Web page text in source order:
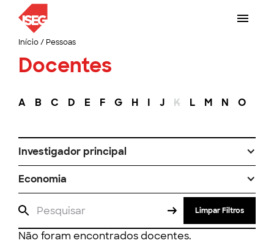
Início/ Pessoas
Docentes
A B C D E F G H I J K L M N O
Investigador principal
Economia
Limpar Filtros
Não foram encontrados docentes.